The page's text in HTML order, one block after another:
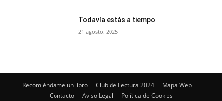
Todavía estás a tiempo
21 agosto, 2025
Recomiéndame un libro Club de Lectura 2024
Mapa Web
Contacto
Aviso Legal Política de Cookies